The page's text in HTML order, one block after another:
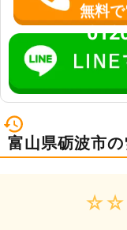
無料
富山県砺波市